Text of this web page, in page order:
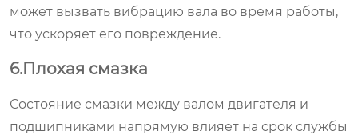
может вызвать вибрацию вала во время работы,
что ускоряет его повреждение.
6.Плохая смазка
Состояние смазки между валом двигателя и
подшипниками напрямую влияет на срок службы